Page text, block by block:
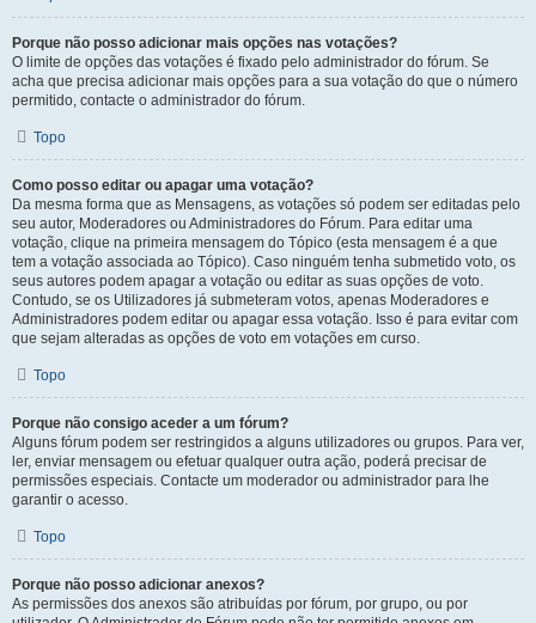
Porque não posso adicionar mais opções nas votações?
O limite de opções das votações é fixado pelo administrador do fórum. Se
acha que precisa adicionar mais opções para a sua votação do que o número
permitido, contacte o administrador do fórum.
Topo
Como posso editar ou apagar uma votação?
Da mesma forma que as Mensagens, as votações só podem ser editadas pelo
seu autor, Moderadores ou Administradores do Fórum. Para editar uma
votação, clique na primeira mensagem do Tópico (esta mensagem é a que
tem a votação associada ao Tópico). Caso ninguém tenha submetido voto, os
seus autores podem apagar a votação ou editar as suas opções de voto.
Contudo, se os Utilizadores já submeteram votos, apenas Moderadores e
Administradores podem editar ou apagar essa votação. Isso é para evitar com
que sejam alteradas as opções de voto em votações em curso.
Topo
Porque não consigo aceder a um fórum?
Alguns fórum podem ser restringidos a alguns utilizadores ou grupos. Para ver,
ler, enviar mensagem ou efetuar qualquer outra ação, poderá precisar de
permissões especiais. Contacte um moderador ou administrador para lhe
garantir o acesso.
Topo
Porque não posso adicionar anexos?
As permissões dos anexos são atribuídas por fórum, por grupo, ou por